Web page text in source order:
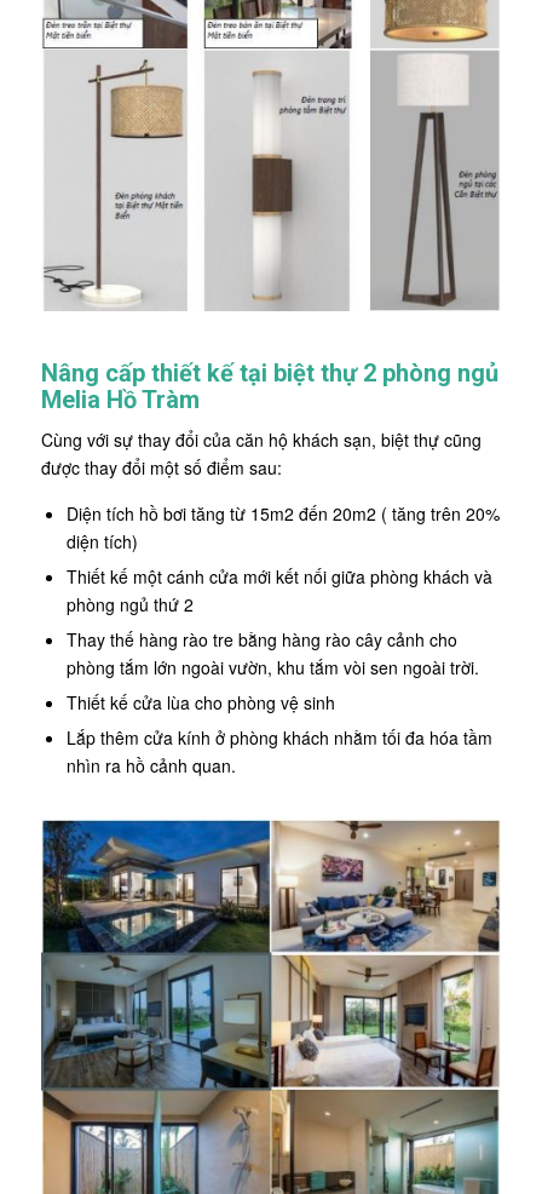
Nâng cấp thiết kế tại biệt thự 2 phòng ngủ
Melia Hồ Tràm
Cùng với sự thay đổi của căn hộ khách sạn, biệt thự cũng
được thay đổi một số điểm sau:
Diện tích hồ bơi tăng từ 15m2 đến 20m2 ( tăng trên 20%
diện tích)
Thiết kế một cánh cửa mới kết nối giữa phòng khách và
phòng ngủ thứ 2
Thay thế hàng rào tre bằng hàng rào cây cảnh cho
phòng tắm lớn ngoài vườn, khu tắm vòi sen ngoài trời.
Thiết kế cửa lùa cho phòng vệ sinh
Lắp thêm cửa kính ở phòng khách nhằm tối đa hóa tầm
nhìn ra hồ cảnh quan.